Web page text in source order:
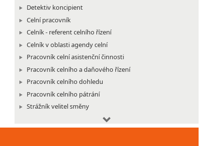
Detektiv koncipient
Celní pracovník
Celník - referent celního řízení
Celník v oblasti agendy celní
Pracovník celní asistenční činnosti
Pracovník celního a daňového řízení
Pracovník celního dohledu
Pracovník celního pátrání
Strážník velitel směny